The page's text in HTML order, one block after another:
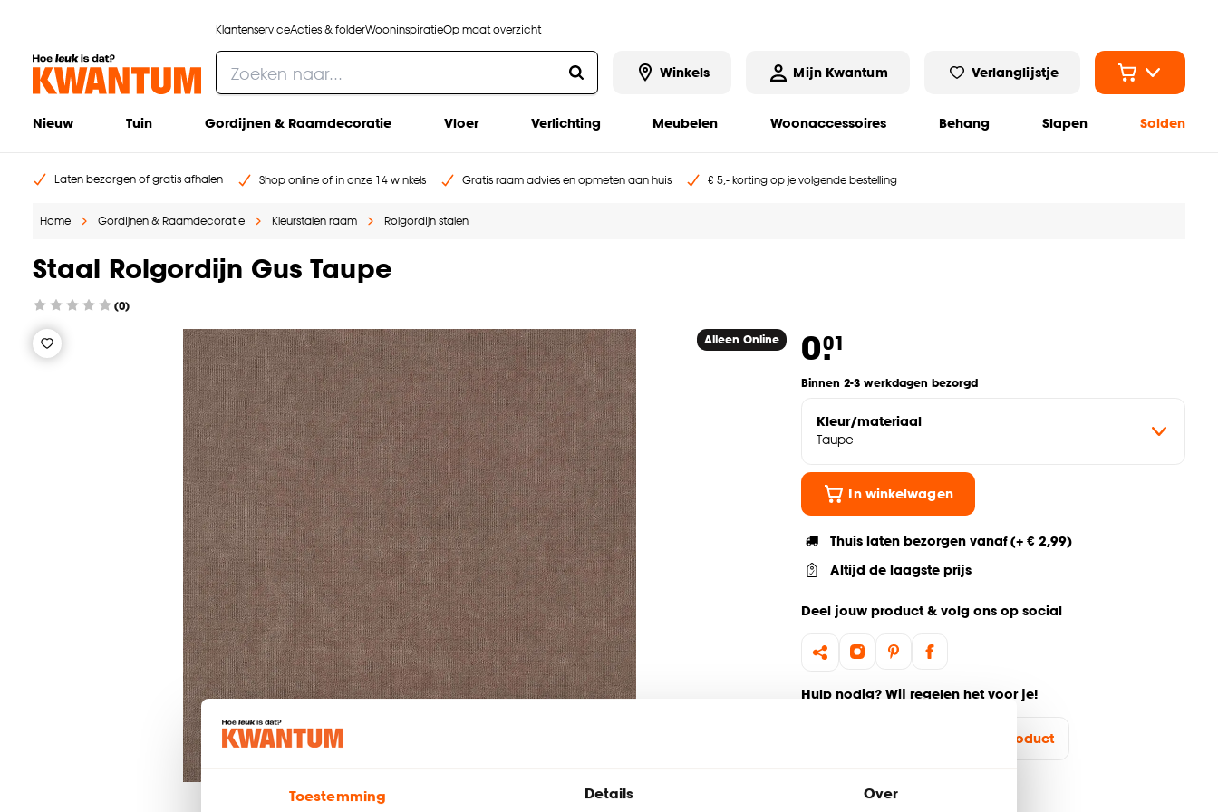
Toestemming Details Over
KlantenserviceActies & folderWooninspiratieOp maat overzicht
Winkels Mijn Kwantum Verlanglijstje
Nieuw Tuin Gordijnen & Raamdecoratie Vloer Verlichting Meubelen Woonaccessoires Behang Slapen Solden
Laten bezorgen of gratis afhalen Shop online of in onze 14 winkels Gratis raam advies en opmeten aan huis € 5,- korting op je volgende bestelling
Home Gordijnen & Raamdecoratie Kleurstalen raam Rolgordijn stalen
Staal Rolgordijn Gus Taupe
(0)
Alleen Online 0.01
Binnen 2-3 werkdagen bezorgd
Kleur/materiaal
Taupe
In winkelwagen
Thuis laten bezorgen vanaf (+ € 2,99)
Altijd de laagste prijs
Deel jouw product & volg ons op social
Hulp nodig? Wij regelen het voor je!
Ga terug naar het hoofdproduct